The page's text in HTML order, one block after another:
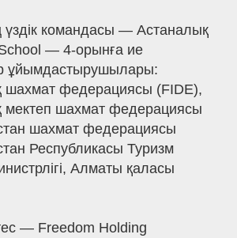
үздік командасы — Астаналық
— 4-орынға ие
ұйымдастырушылары:
шахмат федерациясы (FIDE),
шахмат федерациясы
шахмат федерациясы
Республикасы Туризм
Алматы қаласы
— Freedom Holding